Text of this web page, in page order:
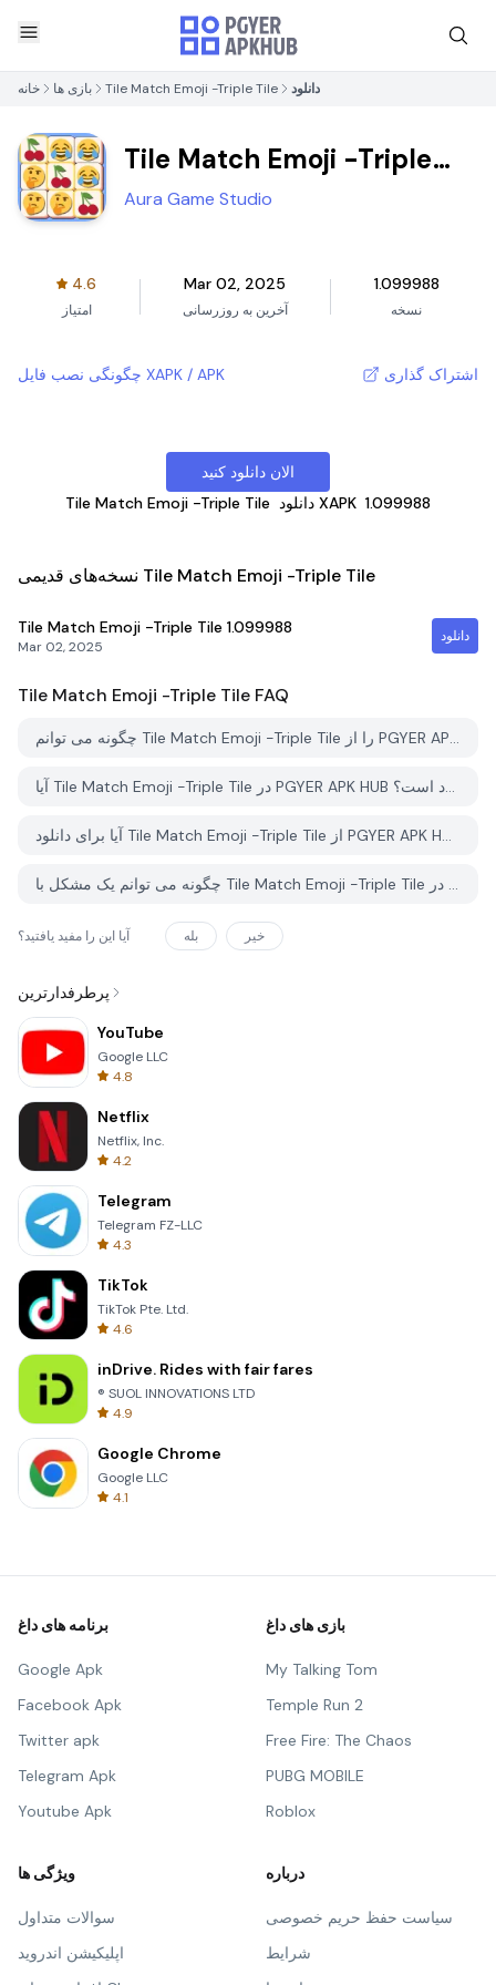
خانه بازی ها Tile Match Emoji -Triple Tile دانلود
Tile Match Emoji -Triple
Tile
Aura Game Studio
4.6
امتیاز
Mar 02, 2025
آخرین به روزرسانی
1.099988
نسخه
چگونگی نصب فایل XAPK / APK اشتراک گذاری
الان دانلود کنید
Tile Match Emoji -Triple Tile
دانلود XAPK 1.099988
نسخه‌های قدیمی Tile Match Emoji -Triple Tile
Tile Match Emoji -Triple Tile 1.099988
Mar 02, 2025
دانلود
Tile Match Emoji -Triple Tile FAQ
چگونه می توانم Tile Match Emoji -Triple Tile را از PGYER APK HUB دانلود کنم؟
آیا Tile Match Emoji -Triple Tile در PGYER APK HUB رایگان برای دانلود است؟
آیا برای دانلود Tile Match Emoji -Triple Tile از PGYER APK HUB نیاز به حساب کاربری دارم؟
چگونه می توانم یک مشکل با Tile Match Emoji -Triple Tile در PGYER APK HUB گزارش دهم؟
آیا این را مفید یافتید؟ بله خیر
پرطرفدارترین
YouTube
Google LLC
4.8
Netflix
Netflix, Inc.
4.2
Telegram
Telegram FZ-LLC
4.3
TikTok
TikTok Pte. Ltd.
4.6
inDrive. Rides with fair fares
® SUOL INNOVATIONS LTD
4.9
Google Chrome
Google LLC
4.1
برنامه های داغ
Google Apk
Facebook Apk
Twitter apk
Telegram Apk
Youtube Apk
بازی های داغ
My Talking Tom
Temple Run 2
Free Fire: The Chaos
PUBG MOBILE
Roblox
ویژگی ها
سوالات متداول
اپلیکیشن اندروید
درباره
سیاست حفظ حریم خصوصی
شرایط